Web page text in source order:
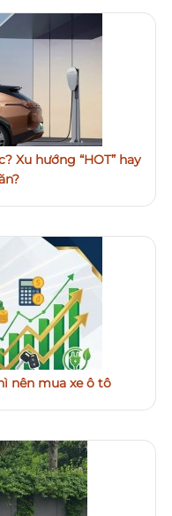
Xu hướng “HOT” hay
nên mua xe ô tô